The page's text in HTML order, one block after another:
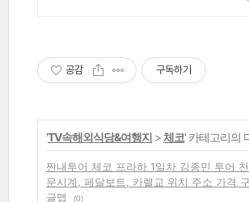
공감 구독하기
'TV속해외식당&여행지 >체코' 카테고리의
짠내투어 체코 프라하 1일차 김종민 투어 천
문시계, 페달보트, 카렐교 위치 주소 가격 구
글맵
(0)